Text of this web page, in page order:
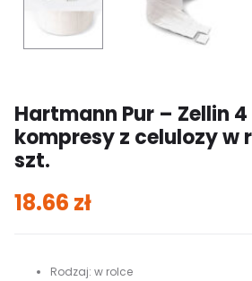
Hartmann Pur – Zellin
kompresy z celulozy w
szt.
18.66 zł
Rodzaj: w rolce